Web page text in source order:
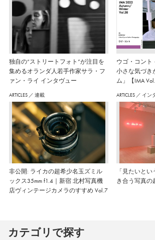
独自の“ストリートフォト”が注目を
集めるオランダ人若手作家サラ・フ
ァン・ライ インタヴュー
ウゴ・コント
小さな気づき
ム」【IMA
ARTICLES ／ 連載
非公開: ライカの超希少名玉ズミル
ックス35mm f1.4｜新宿 北村写真機
店ヴィンテージカメラのすすめ Vol.7
ARTICLES ／ イン
「見たいと
き合う写真の
カテゴリで探す